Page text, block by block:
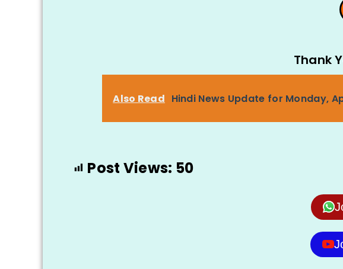
Thank
Also Read Hindi News Update for Monday,
Post Views: 50